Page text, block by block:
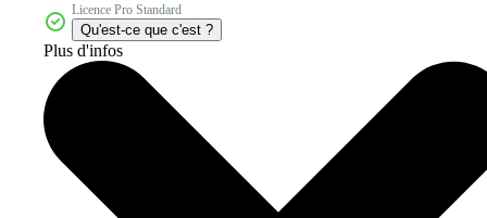
Licence Pro Standard
Qu'est-ce que c'est ?
Plus d'infos